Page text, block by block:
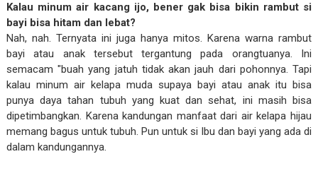
Kalau minum air kacang ijo, bener gak bisa bikin rambut si
bayi bisa hitam dan lebat?
Nah, nah. Ternyata ini juga hanya mitos. Karena warna rambut
bayi atau anak tersebut tergantung pada orangtuanya. Ini
semacam "buah yang jatuh tidak akan jauh dari pohonnya. Tapi
kalau minum air kelapa muda supaya bayi atau anak itu bisa
punya daya tahan tubuh yang kuat dan sehat, ini masih bisa
dipetimbangkan. Karena kandungan manfaat dari air kelapa hijau
memang bagus untuk tubuh. Pun untuk si Ibu dan bayi yang ada di
dalam kandungannya.